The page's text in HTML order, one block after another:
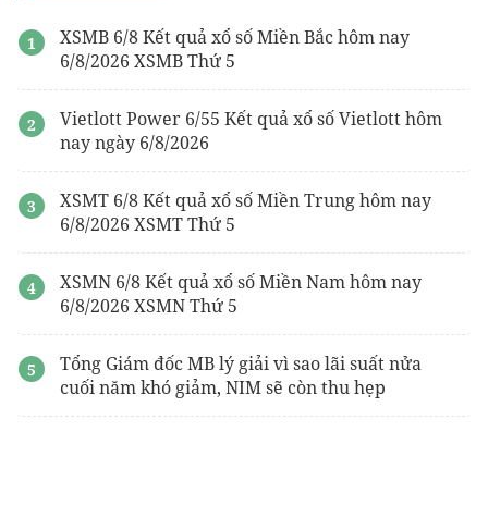
XSMB 6/8 Kết quả xổ số Miền Bắc hôm nay
6/8/2026 XSMB Thứ 5
Vietlott Power 6/55 Kết quả xổ số Vietlott hôm
nay ngày 6/8/2026
XSMT 6/8 Kết quả xổ số Miền Trung hôm nay
6/8/2026 XSMT Thứ 5
XSMN 6/8 Kết quả xổ số Miền Nam hôm nay
6/8/2026 XSMN Thứ 5
Tổng Giám đốc MB lý giải vì sao lãi suất nửa
cuối năm khó giảm, NIM sẽ còn thu hẹp